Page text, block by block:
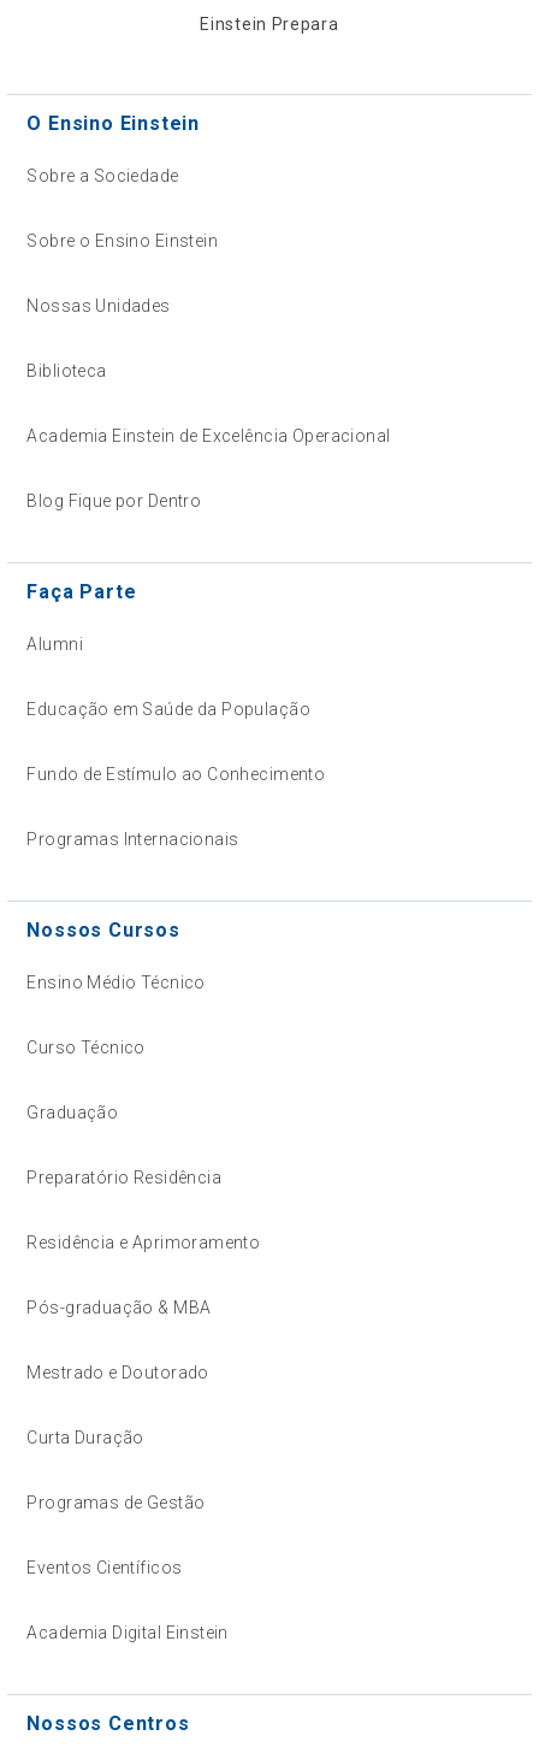
Einstein Prepara
O Ensino Einstein
Sobre a Sociedade
Sobre o Ensino Einstein
Nossas Unidades
Biblioteca
Academia Einstein de Excelência Operacional
Blog Fique por Dentro
Faça Parte
Alumni
Educação em Saúde da População
Fundo de Estímulo ao Conhecimento
Programas Internacionais
Nossos Cursos
Ensino Médio Técnico
Curso Técnico
Graduação
Preparatório Residência
Residência e Aprimoramento
Pós-graduação & MBA
Mestrado e Doutorado
Curta Duração
Programas de Gestão
Eventos Científicos
Academia Digital Einstein
Nossos Centros